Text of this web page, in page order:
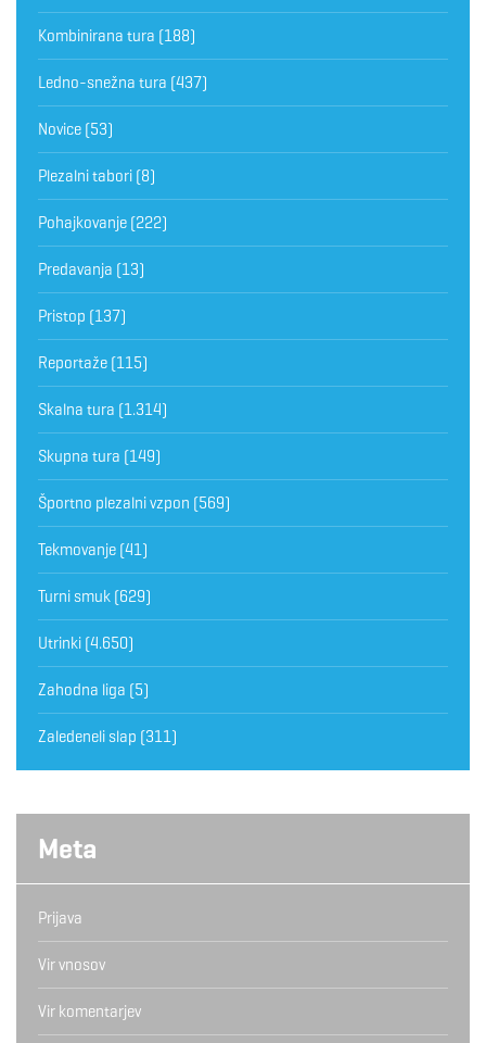
Kombinirana tura (188)
Ledno-snežna tura (437)
Novice (53)
Plezalni tabori (8)
Pohajkovanje (222)
Predavanja (13)
Pristop (137)
Reportaže (115)
Skalna tura (1.314)
Skupna tura (149)
Športno plezalni vzpon (569)
Tekmovanje (41)
Turni smuk (629)
Utrinki (4.650)
Zahodna liga (5)
Zaledeneli slap (311)
Meta
Prijava
Vir vnosov
Vir komentarjev